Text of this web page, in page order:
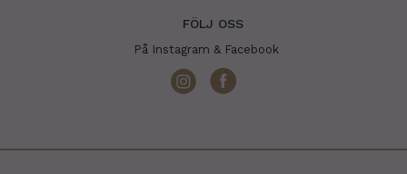
FÖLJ OSS
På Instagram & Facebook